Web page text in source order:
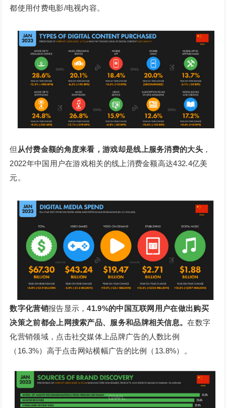
都使用付费电影/电视内容。
但 从付费金额的角度来看，游戏却是线上服务消费的大头 ，
2022年中国用户在游戏相关的线上消费金额高达432.4亿美
元。
数字化营销报告显示，41.9%的中国互联网用户在做出购买
决策之前都会上网搜索产品、服务和品牌相关信息。在数字
化营销领域，点击社交媒体上品牌广告的人数比例
（16.3%）高于点击网站横幅广告的比例（13.8%）。